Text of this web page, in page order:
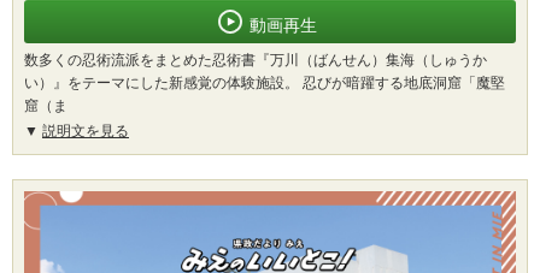
動画再生
数多くの忍術流派をまとめた忍術書『万川（ばんせん）集海（しゅうか
い）』をテーマにした新感覚の体験施設。 忍びが暗躍する地底洞窟「魔堅
窟（ま
説明文を見る